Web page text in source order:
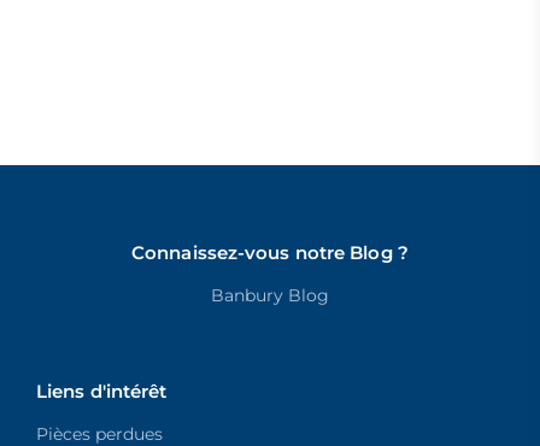
Connaissez-vous notre Blog ?
Banbury Blog
Liens d'intérêt
Pièces perdues